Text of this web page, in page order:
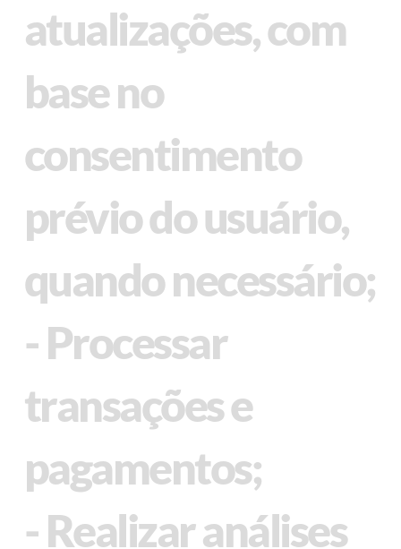
atualizações, com
base no
consentimento
prévio do usuário,
quando necessário;
- Processar
transações e
pagamentos;
- Realizar análises